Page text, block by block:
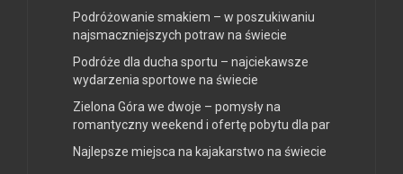
Podróżowanie smakiem – w poszukiwaniu
najsmaczniejszych potraw na świecie
Podróże dla ducha sportu – najciekawsze
wydarzenia sportowe na świecie
Zielona Góra we dwoje – pomysły na
romantyczny weekend i ofertę pobytu dla par
Najlepsze miejsca na kajakarstwo na świecie